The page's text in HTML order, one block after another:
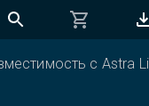
с Astra